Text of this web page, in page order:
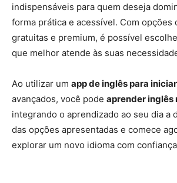
indispensáveis para quem deseja
forma prática e acessível. Com opções
gratuitas e premium, é possível
que melhor atende às suas
Ao utilizar um app de inglês para
avançados, você pode aprender inglês
integrando o aprendizado ao seu dia a
das opções apresentadas e comece
explorar um novo idioma com